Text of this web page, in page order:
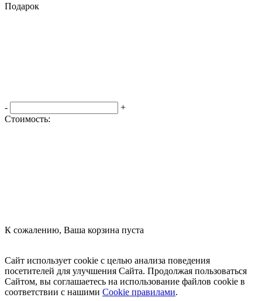
Подарок
-
+
Стоимость:
К сожалению, Ваша корзина пуста
Сайт использует cookie с целью анализа поведения
посетителей для улучшения Сайта. Продолжая пользоваться
Сайтом, вы соглашаетесь на использование файлов cookie в
соответствии с нашими Cookiе правилами.